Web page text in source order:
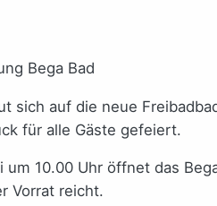
sich auf die neue
für alle Gäste gefeiert.
um 10.00 Uhr öffnet das
Vorrat reicht.